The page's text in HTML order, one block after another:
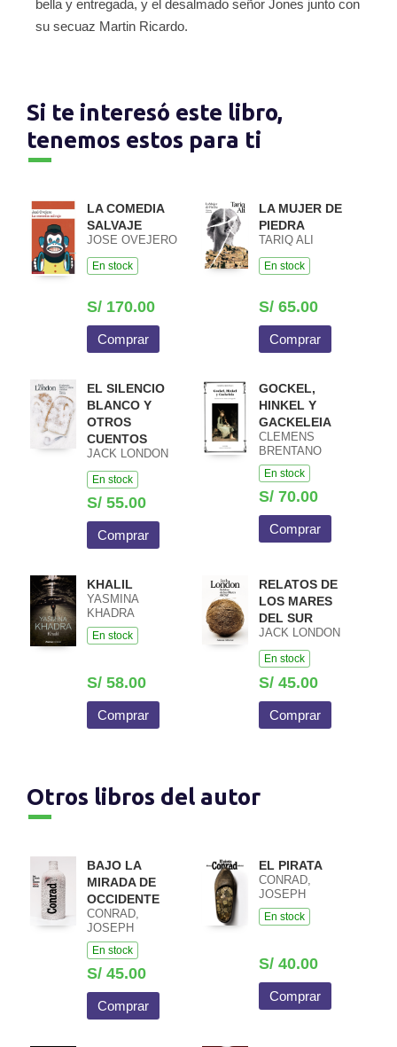
bella y entregada, y el desalmado señor Jones junto con
su secuaz Martin Ricardo.
Si te interesó este libro,
tenemos estos para ti
LA COMEDIA
SALVAJE
JOSE OVEJERO
En stock
S/ 170.00
Comprar
LA MUJER DE
PIEDRA
TARIQ ALI
En stock
S/ 65.00
Comprar
EL SILENCIO
BLANCO Y
OTROS
CUENTOS
JACK LONDON
En stock
S/ 55.00
Comprar
GOCKEL,
HINKEL Y
GACKELEIA
CLEMENS
BRENTANO
En stock
S/ 70.00
Comprar
KHALIL
YASMINA
KHADRA
En stock
S/ 58.00
Comprar
RELATOS DE
LOS MARES
DEL SUR
JACK LONDON
En stock
S/ 45.00
Comprar
Otros libros del autor
BAJO LA
MIRADA DE
OCCIDENTE
CONRAD,
JOSEPH
En stock
S/ 45.00
Comprar
EL PIRATA
CONRAD,
JOSEPH
En stock
S/ 40.00
Comprar